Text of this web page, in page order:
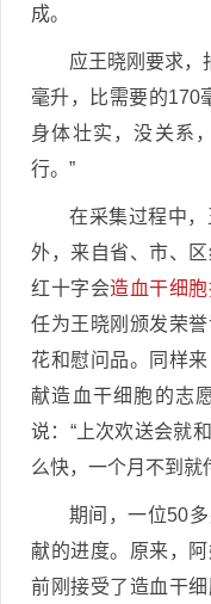
成。
应王晓刚要求，
毫升，比需要的170
身体壮实，没关系
行。”
在采集过程中
外，来自省、市、
红十字会造血干细
任为王晓刚颁发荣
花和慰问品。同样
献造血干细胞的志
说：“上次欢送会就
么快，一个月不到就
期间，一位50
献的进度。原来，
前刚接受了造血干